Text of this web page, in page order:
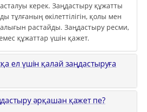
керек. Заңдастыру құжатты
тұлғаның өкілеттілігін, қолы мен
растайды. Заңдастыру ресми,
құжаттар үшін қажет.
ел үшін қалай заңдастыруға
әрқашан қажет пе?